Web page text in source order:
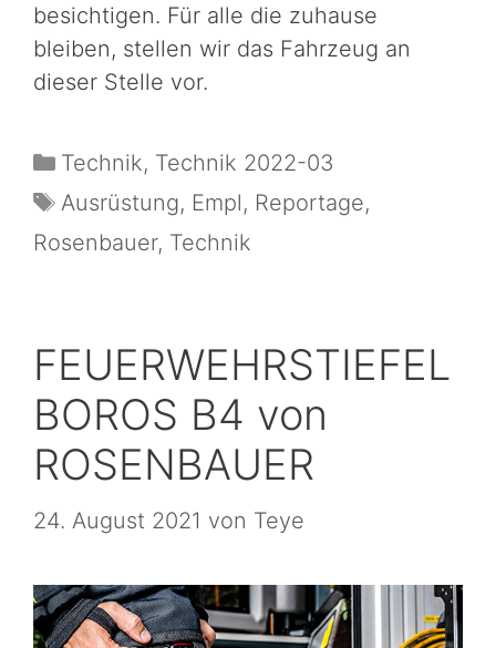
besichtigen. Für alle die zuhause
bleiben, stellen wir das Fahrzeug an
dieser Stelle vor.
Technik, Technik 2022-03
Ausrüstung, Empl, Reportage,
Rosenbauer, Technik
FEUERWEHRSTIEFEL
BOROS B4 von
ROSENBAUER
24. August 2021 von Teye